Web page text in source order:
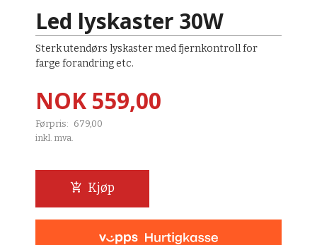
Led lyskaster 30W
Sterk utendørs lyskaster med fjernkontroll for
farge forandring etc.
Tilbud
NOK 559,00
Førpris: 679,00
Rabatt
inkl. mva.
Kjøp